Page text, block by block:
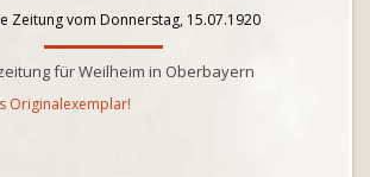
Zeitung vom Donnerstag, 15.07.1920
für Weilheim in Oberbayern
Originalexemplar!